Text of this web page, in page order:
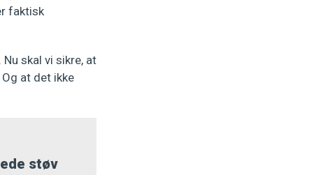
faktisk
skal vi sikre, at
at det ikke
støv